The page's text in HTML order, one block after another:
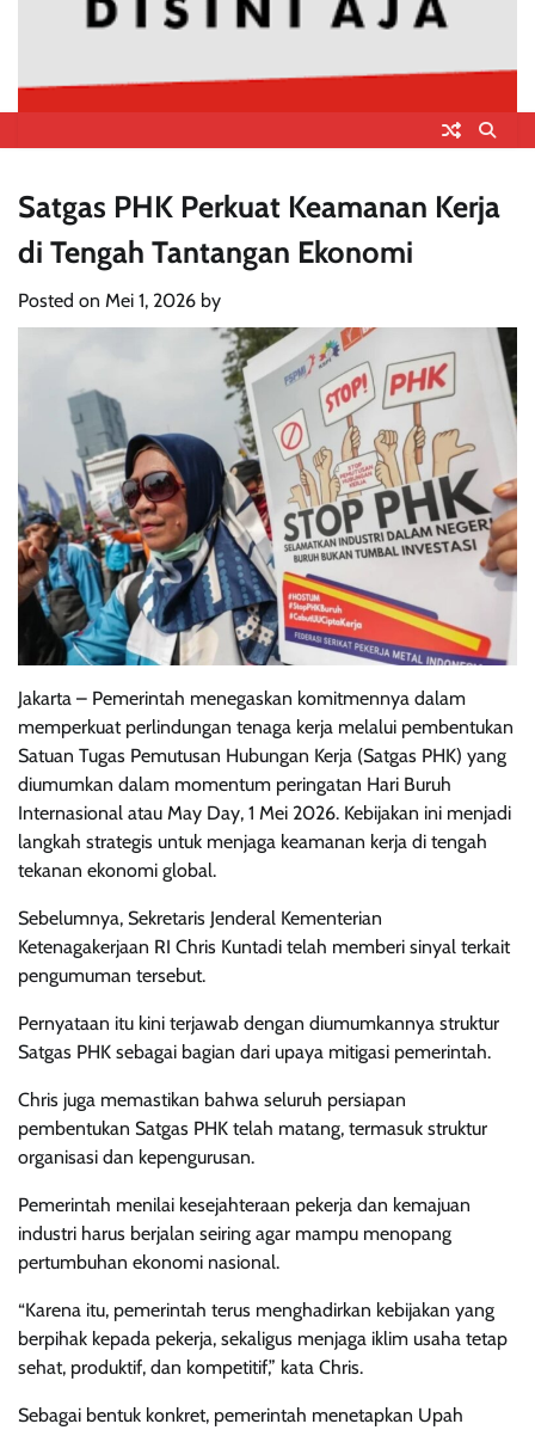
Satgas PHK Perkuat Keamanan Kerja
di Tengah Tantangan Ekonomi
Posted on Mei 1, 2026 by
Jakarta – Pemerintah menegaskan komitmennya dalam
memperkuat perlindungan tenaga kerja melalui pembentukan
Satuan Tugas Pemutusan Hubungan Kerja (Satgas PHK) yang
diumumkan dalam momentum peringatan Hari Buruh
Internasional atau May Day, 1 Mei 2026. Kebijakan ini menjadi
langkah strategis untuk menjaga keamanan kerja di tengah
tekanan ekonomi global.
Sebelumnya, Sekretaris Jenderal Kementerian
Ketenagakerjaan RI Chris Kuntadi telah memberi sinyal terkait
pengumuman tersebut.
Pernyataan itu kini terjawab dengan diumumkannya struktur
Satgas PHK sebagai bagian dari upaya mitigasi pemerintah.
Chris juga memastikan bahwa seluruh persiapan
pembentukan Satgas PHK telah matang, termasuk struktur
organisasi dan kepengurusan.
Pemerintah menilai kesejahteraan pekerja dan kemajuan
industri harus berjalan seiring agar mampu menopang
pertumbuhan ekonomi nasional.
“Karena itu, pemerintah terus menghadirkan kebijakan yang
berpihak kepada pekerja, sekaligus menjaga iklim usaha tetap
sehat, produktif, dan kompetitif,” kata Chris.
Sebagai bentuk konkret, pemerintah menetapkan Upah